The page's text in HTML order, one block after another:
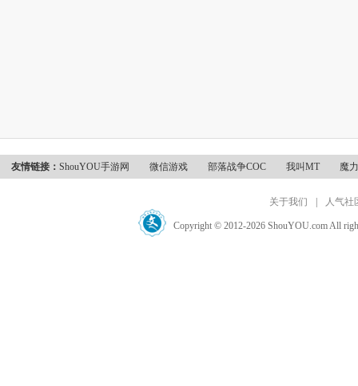
友情链接： ShouYOU手游网 微信游戏 部落战争COC 我叫MT 魔
关于我们 人气社
Copyright © 2012-2026 ShouYOU.com All